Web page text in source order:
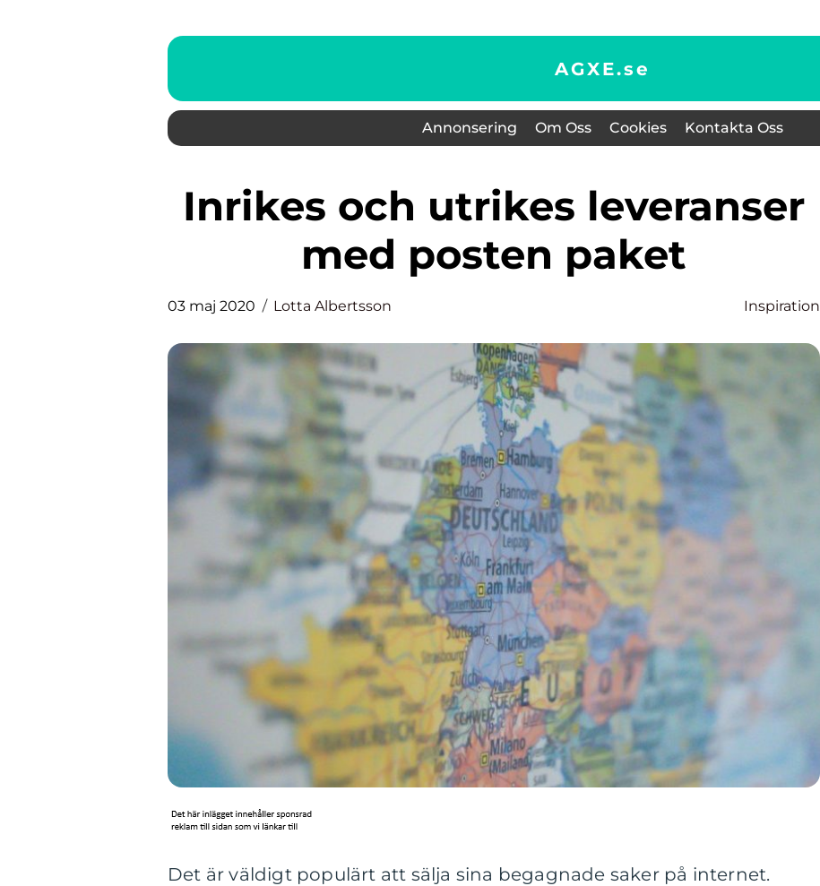
AGXE.se
Annonsering Om Oss Cookies Kontakta Oss
Inrikes och utrikes leveranser
med posten paket
03 maj 2020 Lotta Albertsson Inspiration
Det är väldigt populärt att sälja sina begagnade saker på internet.